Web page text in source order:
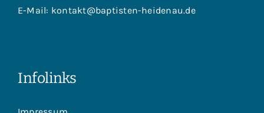
E-Mail: kontakt@baptisten-heidenau.de
Infolinks